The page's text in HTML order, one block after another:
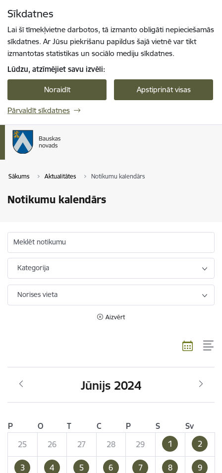
Sīkdatnes
Lai šī tīmekļvietne darbotos, tā izmanto obligāti nepieciešamās
sīkdatnes. Ar Jūsu piekrišanu papildus šajā vietnē var tikt
izmantotas statistikas un sociālo mediju sīkdatnes.
Lūdzu, atzīmējiet savu izvēli:
Noraidīt Apstiprināt visas
Pārvaldīt sīkdatnes
Sākums Aktualitātes Notikumu kalendārs
Notikumu kalendārs
Meklēt notikumu
Kategorija
Norises vieta
Aizvērt
Jūnijs 2024
P O T C P S
Sv
25
26 27 28 29 1 2
3 4 5 6 7 8 9